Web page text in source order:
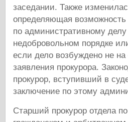
заседании. Также
определяющая возможность
по административному
недобровольном порядке
если дело возбуждено не на
заявления прокурора.
прокурор, вступивший в
заключение по этому
Старший прокурор отдела